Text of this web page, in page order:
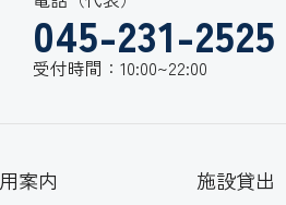
045-231-2525
受付時間：10:00~22:00
案内 施設貸出